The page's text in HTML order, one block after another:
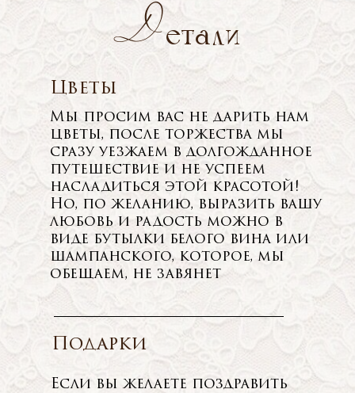
Цветы
Д етали
Если вы желаете поздравить
Мы просим вас не дарить нам
цветы, после торжества мы
сразу уезжаем в долгожданное
путешествие и не успеем
насладиться этой красотой!
Но, по желанию, выразить вашу
любовь и радость можно в
виде бутылки белого вина или
шампанского, которое, мы
обещаем, не завянет
Подарки